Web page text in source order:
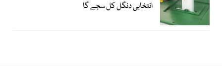
انتخابی دنگل کل سجے گا